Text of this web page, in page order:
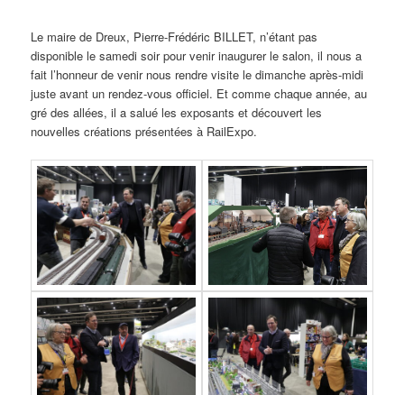
Le maire de Dreux, Pierre-Frédéric BILLET, n’étant pas
disponible le samedi soir pour venir inaugurer le salon, il nous a
fait l’honneur de venir nous rendre visite le dimanche après-midi
juste avant un rendez-vous officiel. Et comme chaque année, au
gré des allées, il a salué les exposants et découvert les
nouvelles créations présentées à RailExpo.